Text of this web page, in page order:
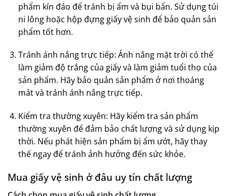
phẩm kín đáo để tránh bị ẩm và bụi bẩn. Sử dụng túi
ni lông hoặc hộp đựng giấy vệ sinh để bảo quản sản
phẩm tốt hơn.
Tránh ánh nắng trực tiếp: Ánh nắng mặt trời có thể
làm giảm độ trắng của giấy và làm giảm tuổi thọ của
sản phẩm. Hãy bảo quản sản phẩm ở nơi thoáng
mát và tránh ánh nắng trực tiếp.
Kiểm tra thường xuyên: Hãy kiểm tra sản phẩm
thường xuyên để đảm bảo chất lượng và sử dụng kịp
thời. Nếu phát hiện sản phẩm bị ẩm ướt, hãy thay
thế ngay để tránh ảnh hưởng đến sức khỏe.
Mua giấy vệ sinh ở đâu uy tín chất lượng